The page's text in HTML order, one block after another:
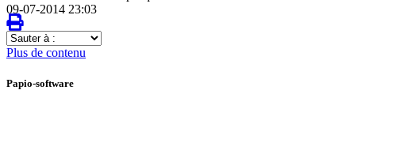
09-07-2014 23:03
Sauter
à
Plus de contenu
Papio-software